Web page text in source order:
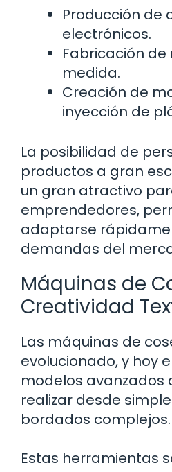
Producción de
electrónicos.
Fabricación de
medida.
Creación de
inyección de
La posibilidad de
productos a gran
un gran atractivo
emprendedores,
adaptarse
demandas del
Máquinas de
Creatividad
Las máquinas de
evolucionado, y hoy
modelos avanzados
realizar desde
bordados complejos.
Estas herramientas